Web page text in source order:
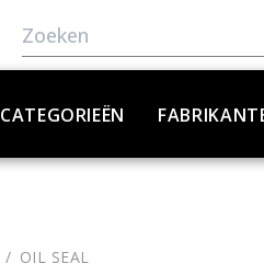
CATEGORIEËN
OIL SEAL